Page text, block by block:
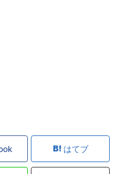
はてブ